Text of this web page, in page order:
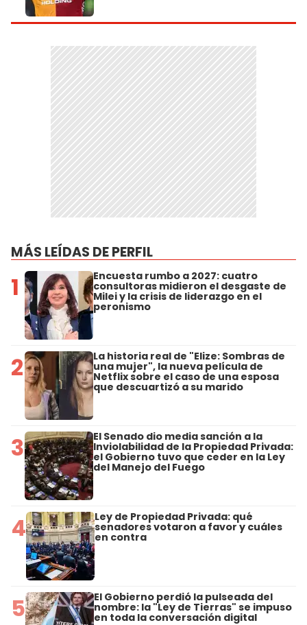
MÁS LEÍDAS DE PERFIL
1 Encuesta rumbo a 2027: cuatro
consultoras midieron el desgaste de
Milei y la crisis de liderazgo en el
peronismo
2 La historia real de "Elize: Sombras de
una mujer", la nueva película de
Netflix sobre el caso de una esposa
que descuartizó a su marido
3 El Senado dio media sanción a la
Inviolabilidad de la Propiedad Privada:
el Gobierno tuvo que ceder en la Ley
del Manejo del Fuego
4 Ley de Propiedad Privada: qué
senadores votaron a favor y cuáles
en contra
5 El Gobierno perdió la pulseada del
nombre: la "Ley de Tierras" se impuso
en toda la conversación digital